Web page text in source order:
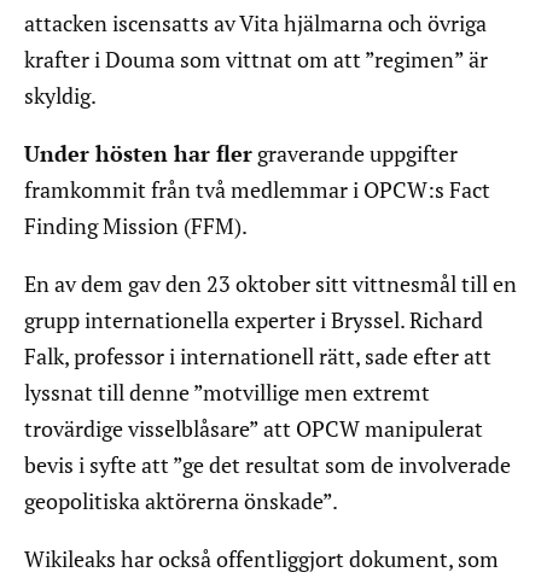
attacken iscensatts av Vita hjälmarna och övriga
krafter i Douma som vittnat om att ”regimen” är
skyldig.
Under hösten har fler graverande uppgifter
framkommit från två medlemmar i OPCW:s Fact
Finding Mission (FFM).
En av dem gav den 23 oktober sitt vittnesmål till en
grupp internationella experter i Bryssel. Richard
Falk, professor i internationell rätt, sade efter att
lyssnat till denne ”motvillige men extremt
trovärdige visselblåsare” att OPCW manipulerat
bevis i syfte att ”ge det resultat som de involverade
geopolitiska aktörerna önskade”.
Wikileaks har också offentliggjort dokument, som